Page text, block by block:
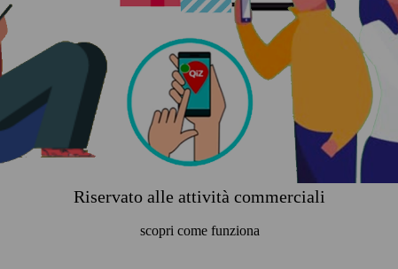
Riservato alle attività commerciali
scopri come funziona